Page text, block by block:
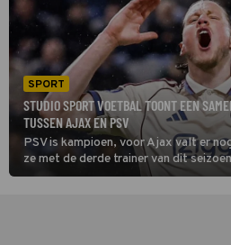
SPORT
STUDIO SPORT VOETBAL TOONT EEN
TUSSEN AJAX EN PSV
PSV is kampioen, voor Ajax valt er
ze met de derde trainer van dit
Heitinga en Fred Grim staat nu de